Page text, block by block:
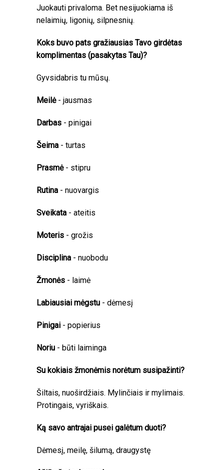
Juokauti privaloma. Bet nesijuokiama iš
nelaimių, ligonių, silpnesnių.
Koks buvo pats gražiausias Tavo girdėtas
komplimentas (pasakytas Tau)?
Gyvsidabris tu mūsų.
Meilė - jausmas
Darbas - pinigai
Šeima - turtas
Prasmė - stipru
Rutina - nuovargis
Sveikata - ateitis
Moteris - grožis
Disciplina - nuobodu
Žmonės - laimė
Labiausiai mėgstu - dėmesį
Pinigai - popierius
Noriu - būti laiminga
Su kokiais žmonėmis norėtum susipažinti?
Šiltais, nuoširdžiais. Mylinčiais ir mylimais.
Protingais, vyriškais.
Ką savo antrajai pusei galėtum duoti?
Dėmesį, meilę, šilumą, draugystę